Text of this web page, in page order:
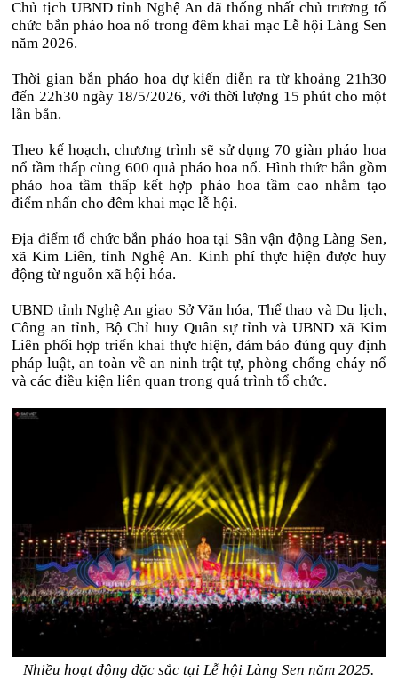
Chủ tịch UBND tỉnh Nghệ An đã thống nhất chủ trương tổ
chức bắn pháo hoa nổ trong đêm khai mạc Lễ hội Làng Sen
năm 2026.
Thời gian bắn pháo hoa dự kiến diễn ra từ khoảng 21h30
đến 22h30 ngày 18/5/2026, với thời lượng 15 phút cho một
lần bắn.
Theo kế hoạch, chương trình sẽ sử dụng 70 giàn pháo hoa
nổ tầm thấp cùng 600 quả pháo hoa nổ. Hình thức bắn gồm
pháo hoa tầm thấp kết hợp pháo hoa tầm cao nhằm tạo
điểm nhấn cho đêm khai mạc lễ hội.
Địa điểm tổ chức bắn pháo hoa tại Sân vận động Làng Sen,
xã Kim Liên, tỉnh Nghệ An. Kinh phí thực hiện được huy
động từ nguồn xã hội hóa.
UBND tỉnh Nghệ An giao Sở Văn hóa, Thể thao và Du lịch,
Công an tỉnh, Bộ Chỉ huy Quân sự tỉnh và UBND xã Kim
Liên phối hợp triển khai thực hiện, đảm bảo đúng quy định
pháp luật, an toàn về an ninh trật tự, phòng chống cháy nổ
và các điều kiện liên quan trong quá trình tổ chức.
Nhiều hoạt động đặc sắc tại Lễ hội Làng Sen năm 2025.